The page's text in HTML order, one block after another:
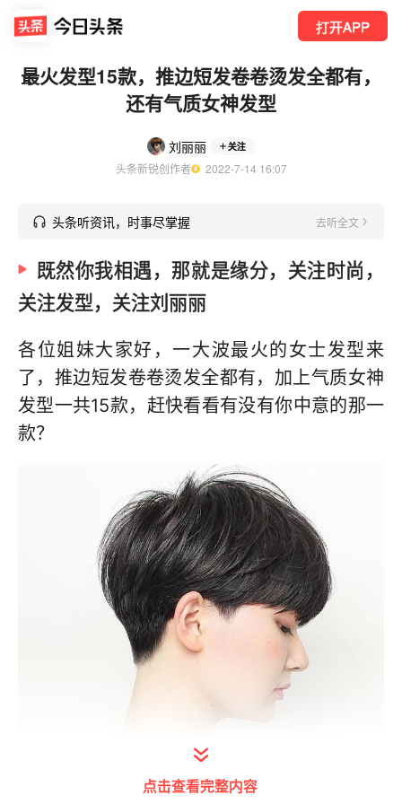
打开APP
最火发型15款，推边短发卷卷烫发全都有，
还有气质女神发型
刘丽丽 关注
头条新锐创作者
  2022-7-14 16:07
头条听资讯，时事尽掌握 去听全文
既然你我相遇，那就是缘分，关注时尚，
关注发型，关注刘丽丽
各位姐妹大家好，一大波最火的女士发型来
了，推边短发卷卷烫发全都有，加上气质女神
发型一共15款，赶快看看有没有你中意的那一
款？
点击查看完整内容